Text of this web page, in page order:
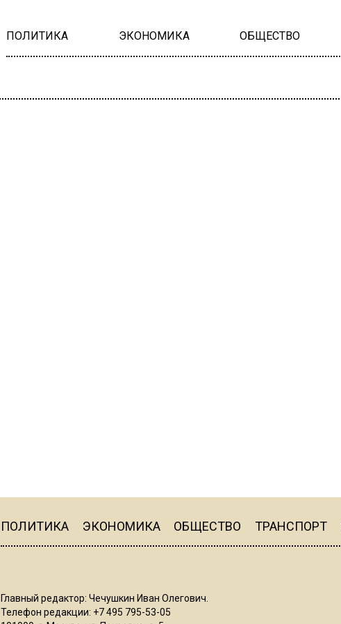
ПОЛИТИКА ЭКОНОМИКА ОБЩЕСТВО
ПОЛИТИКА ЭКОНОМИКА ОБЩЕСТВО ТРАНСПОРТ
Главный редактор: Чечушкин Иван Олегович.
Телефон редакции: +7 495 795-53-05